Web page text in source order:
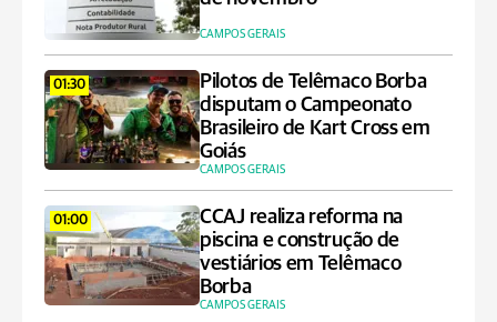
CAMPOS GERAIS
01:30
Pilotos de Telêmaco Borba
disputam o Campeonato
Brasileiro de Kart Cross em
Goiás
CAMPOS GERAIS
01:00
CCAJ realiza reforma na
piscina e construção de
vestiários em Telêmaco
Borba
CAMPOS GERAIS